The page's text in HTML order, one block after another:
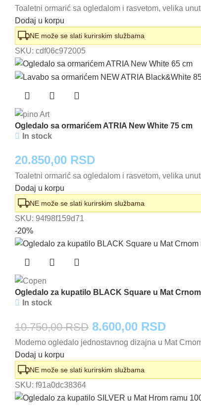
Toaletni ormarić sa ogledalom i rasvetom, velika
Dodaj u korpu
NE može se slati kurirskim službama
SKU: cdf06c972005
Ogledalo sa ormarićem ATRIA New White 75 cm
In stock
20.850,00 RSD
Toaletni ormarić sa ogledalom i rasvetom, velika
Dodaj u korpu
NE može se slati kurirskim službama
SKU: 94f98f159d71
-20%
Ogledalo za kupatilo BLACK Square u Mat
In stock
10.750,00RSD Originalna
cena
je
bila:
10.750,00 RSD.
8.600,00 RSD
cena
je:
Moderno ogledalo jednostavnog dizajna u Mat
Dodaj u korpu
NE može se slati kurirskim službama
SKU: f91a0dc38364